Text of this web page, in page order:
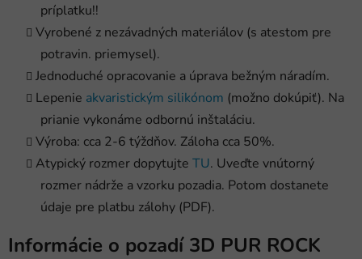
príplatku!!
Vyrobené z nezávadných materiálov (s atestom pre
potravin. priemysel).
Jednoduché opracovanie a úprava bežným náradím.
Lepenie akvaristickým silikónom (možno dokúpiť). Na
prianie vykonáme odbornú inštaláciu.
Výroba: cca 2-6 týždňov. Záloha cca 50%.
Atypický rozmer dopytujte TU. Uveďte vnútorný
rozmer nádrže a vzorku pozadia. Potom dostanete
údaje pre platbu zálohy (PDF).
Informácie o pozadí 3D PUR ROCK